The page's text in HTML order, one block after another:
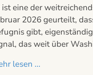
ist eine der
2026 geurteilt,
gibt,
das weit über
lesen ...